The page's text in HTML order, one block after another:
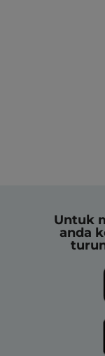
Untuk
anda